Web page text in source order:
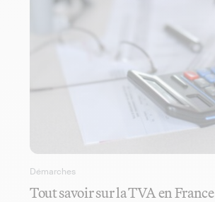
Démarches
Tout savoir sur la TVA en France